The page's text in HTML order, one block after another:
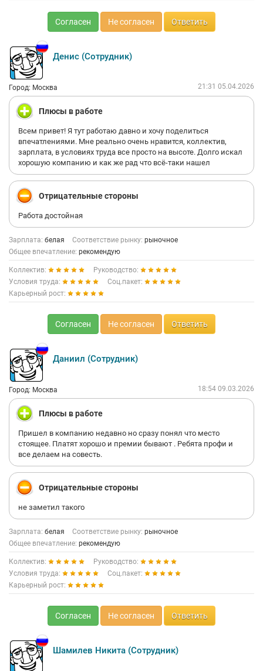
Согласен Не согласен Ответить
Денис (Сотрудник)
Город: Москва 21:31 05.04.2026
Плюсы в работе
Всем привет! Я тут работаю давно и хочу поделиться
впечатлениями. Мне реально очень нравится, коллектив,
зарплата, в условиях труда все просто на высоте. Долго искал
хорошую компанию и как же рад что всё-таки нашел
Отрицательные стороны
Работа достойная
Зарплата: белая Соответствие рынку: рыночное
Общее впечатление: рекомендую
Коллектив:
Руководство:
Условия труда:
Соц.пакет:
Карьерный рост:
Согласен Не согласен Ответить
Даниил (Сотрудник)
Город: Москва 18:54 09.03.2026
Плюсы в работе
Пришел в компанию недавно но сразу понял что место
стоящее. Платят хорошо и премии бывают . Ребята профи и
все делаем на совесть.
Отрицательные стороны
не заметил такого
Зарплата: белая Соответствие рынку: рыночное
Общее впечатление: рекомендую
Коллектив:
Руководство:
Условия труда:
Соц.пакет:
Карьерный рост:
Согласен Не согласен Ответить
Шамилев Никита (Сотрудник)